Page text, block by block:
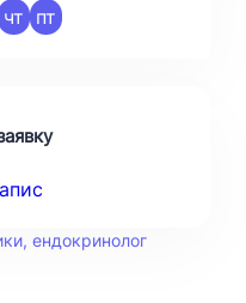
чт пт
ендокринолог